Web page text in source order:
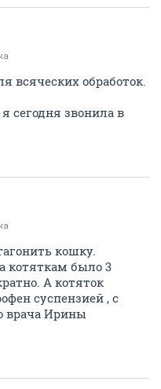
всяческих обработок.
сегодня звонила в
кошку.
котяткам было 3
А котяток
суспензией , с
врача Ирины